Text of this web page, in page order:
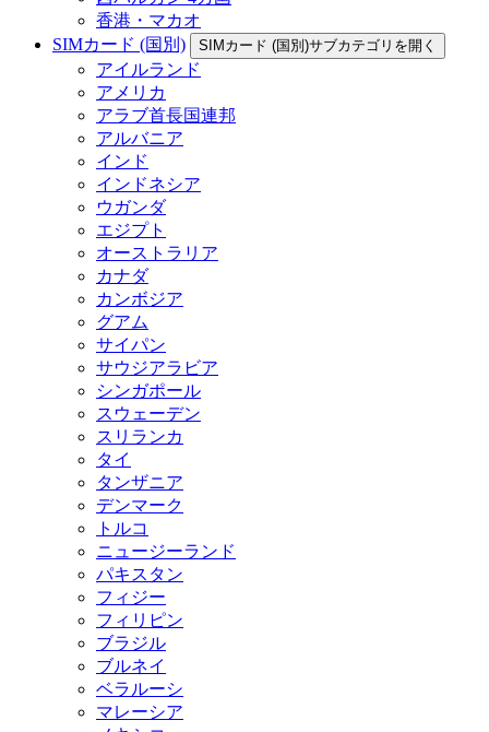
香港・マカオ
SIMカード (国別)
SIMカード (国別)サブカテゴリを開く
アイルランド
アメリカ
アラブ首長国連邦
アルバニア
インド
インドネシア
ウガンダ
エジプト
オーストラリア
カナダ
カンボジア
グアム
サイパン
サウジアラビア
シンガポール
スウェーデン
スリランカ
タイ
タンザニア
デンマーク
トルコ
ニュージーランド
パキスタン
フィジー
フィリピン
ブラジル
ブルネイ
ベラルーシ
マレーシア